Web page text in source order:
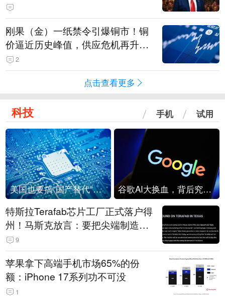
刚果（金）一纸禁令引爆铜市！铜
价逼近历史峰值，供应危机再升
级？
2
点击查看更多
科技 手机 试用
美国也要搞“国产替代”？先算清三笔账 谷歌AI大换血，背后究竟发生了什么？
特斯拉Terafab芯片工厂正式落户得
州！马斯克放言：要把尖端制造带
回美国
9
苹果拿下高端手机市场65%的份
额：iPhone 17系列功不可没
1